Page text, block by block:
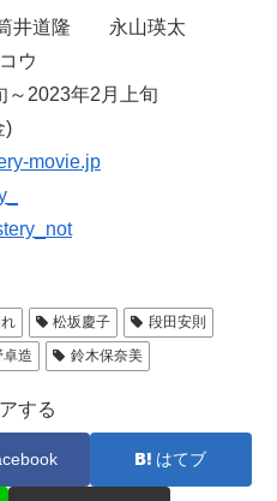
井道隆 永山瑛太
ウ
～2023年2月上旬
)
movie.jp
松坂慶子
段田安則
卓造 鈴木保奈美
する
はてブ